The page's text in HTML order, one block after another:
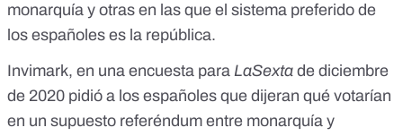
monarquía y otras en las que el sistema preferido de
los españoles es la república.
Invimark, en una encuesta para LaSexta de diciembre
de 2020 pidió a los españoles que dijeran qué votarían
en un supuesto referéndum entre monarquía y